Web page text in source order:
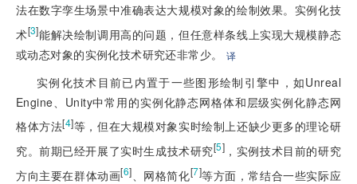
法在数字孪生场景中准确表达大规模对象的绘制效果。实例化技
术[3]能解决绘制调用高的问题，但任意样条线上实现大规模静态
或动态对象的实例化技术研究还非常少。 译
实例化技术目前已内置于一些图形绘制引擎中，如Unreal
Engine、Unity中常用的实例化静态网格体和层级实例化静态网
格体方法[4]等，但在大规模对象实时绘制上还缺少更多的理论研
究。前期已经开展了实时生成技术研究[5] ，实例技术目前的研究
方向主要在群体动画[6] 、网格简化[7]等方面，常结合一些实际应